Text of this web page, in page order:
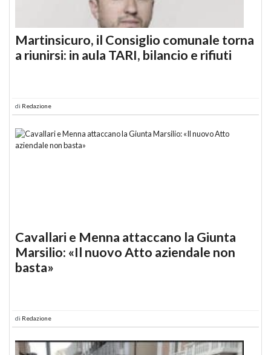
Martinsicuro, il Consiglio comunale torna
a riunirsi: in aula TARI, bilancio e rifiuti
di Redazione
Cavallari e Menna attaccano la Giunta
Marsilio: «Il nuovo Atto aziendale non
basta»
di Redazione